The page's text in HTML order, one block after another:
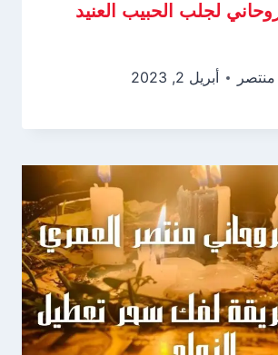
لجلب الحبيب العنيد
أبريل 2, 2023